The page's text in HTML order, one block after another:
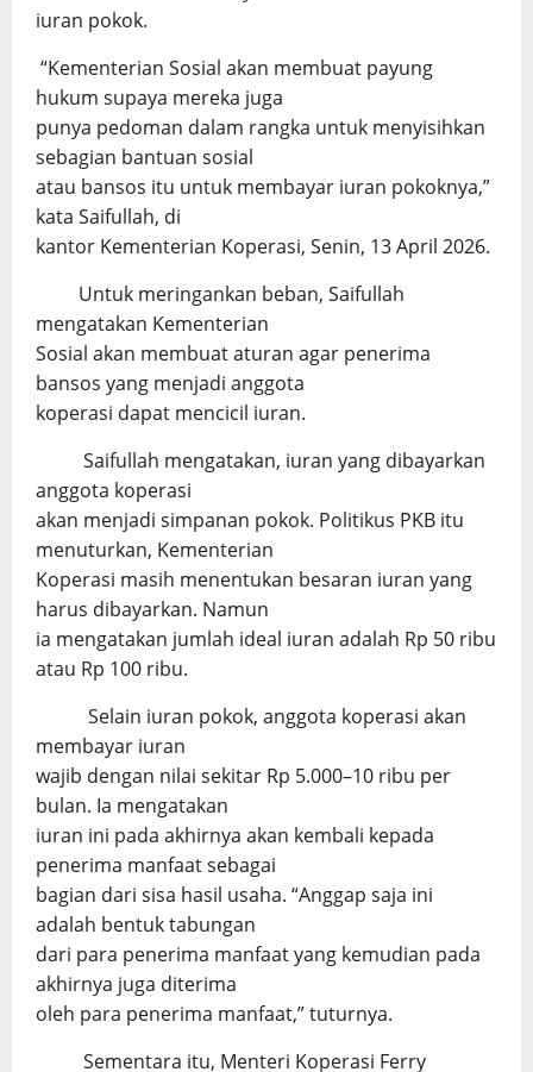
iuran pokok.
“Kementerian Sosial akan membuat payung
hukum supaya mereka juga
punya pedoman dalam rangka untuk menyisihkan
sebagian bantuan sosial
atau bansos itu untuk membayar iuran pokoknya,”
kata Saifullah, di
kantor Kementerian Koperasi, Senin, 13 April 2026.
Untuk meringankan beban, Saifullah
mengatakan Kementerian
Sosial akan membuat aturan agar penerima
bansos yang menjadi anggota
koperasi dapat mencicil iuran.
Saifullah mengatakan, iuran yang dibayarkan
anggota koperasi
akan menjadi simpanan pokok. Politikus PKB itu
menuturkan, Kementerian
Koperasi masih menentukan besaran iuran yang
harus dibayarkan. Namun
ia mengatakan jumlah ideal iuran adalah Rp 50 ribu
atau Rp 100 ribu.
Selain iuran pokok, anggota koperasi akan
membayar iuran
wajib dengan nilai sekitar Rp 5.000–10 ribu per
bulan. Ia mengatakan
iuran ini pada akhirnya akan kembali kepada
penerima manfaat sebagai
bagian dari sisa hasil usaha. “Anggap saja ini
adalah bentuk tabungan
dari para penerima manfaat yang kemudian pada
akhirnya juga diterima
oleh para penerima manfaat,” tuturnya.
Sementara itu, Menteri Koperasi Ferry